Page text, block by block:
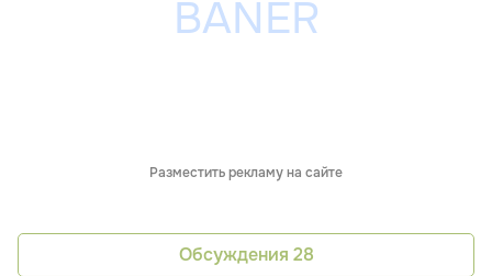
Разместить рекламу на сайте
Обсуждения 28